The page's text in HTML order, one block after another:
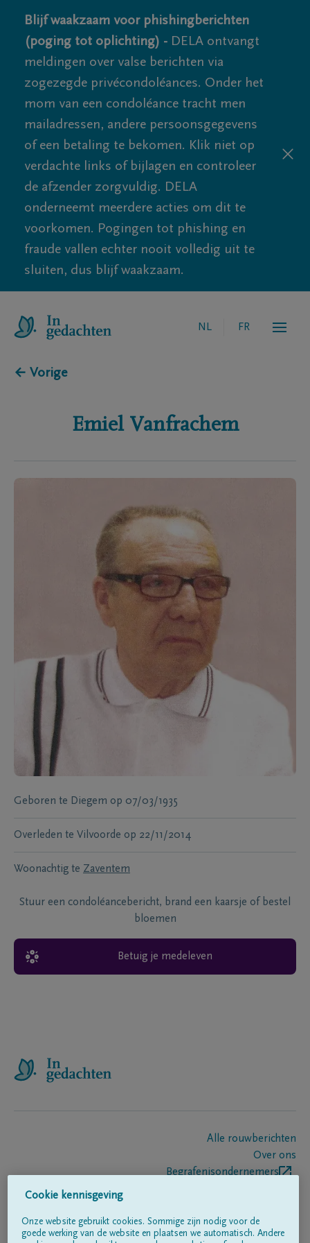
Blijf waakzaam voor phishingberichten
(poging tot oplichting) - DELA ontvangt
meldingen over valse berichten via
zogezegde privécondoléances. Onder het
mom van een condoléance tracht men
mailadressen, andere persoonsgegevens
of een betaling te bekomen. Klik niet op
verdachte links of bijlagen en controleer
de afzender zorgvuldig. DELA
onderneemt meerdere acties om dit te
voorkomen. Pogingen tot phishing en
fraude vallen echter nooit volledig uit te
sluiten, dus blijf waakzaam.
NL FR
← Vorige
Emiel Vanfrachem
Geboren te Diegem op 07/03/1935
Overleden te Vilvoorde op 22/11/2014
Woonachtig te Zaventem
Stuur een condoléancebericht, brand een kaarsje of bestel
bloemen
Betuig je medeleven
Alle rouwberichten
Over ons
Begrafenisondernemers
Volg ons op
Cookie kennisgeving
Onze website gebruikt cookies. Sommige zijn nodig voor de
goede werking van de website en plaatsen we automatisch. Andere